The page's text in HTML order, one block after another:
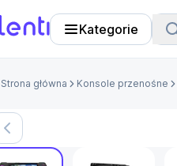
Kategorie
Strona główna Konsole przenośne